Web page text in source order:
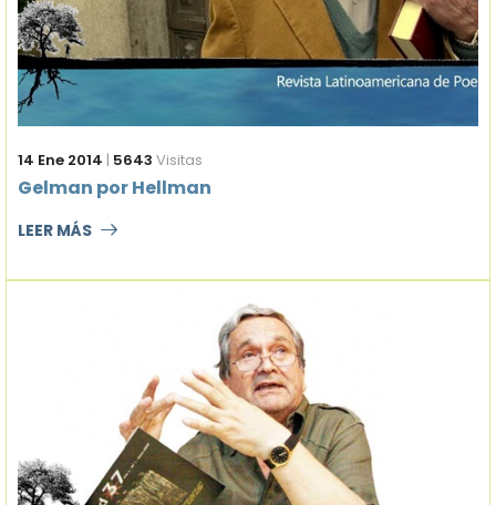
14 Ene 2014 | 5643 Visitas
Gelman por Hellman
LEER MÁS